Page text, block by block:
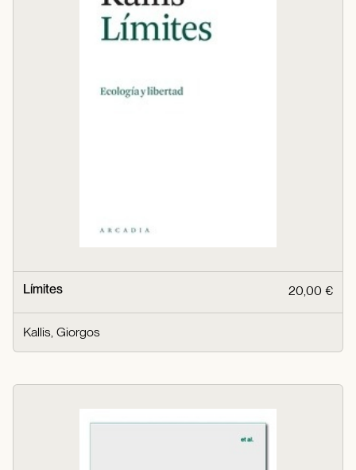
Límites 20,00 €
Kallis, Giorgos